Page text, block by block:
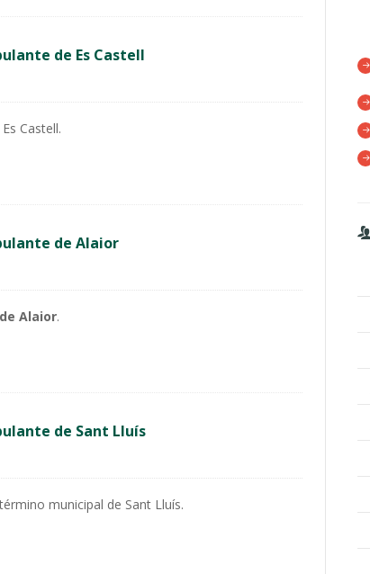
de Es Castell
Castell.
de Alaior
Alaior.
de Sant Lluís
municipal de Sant Lluís.